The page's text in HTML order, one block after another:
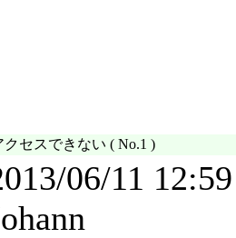
クセスできない ( No.1 )
06/11 12:59